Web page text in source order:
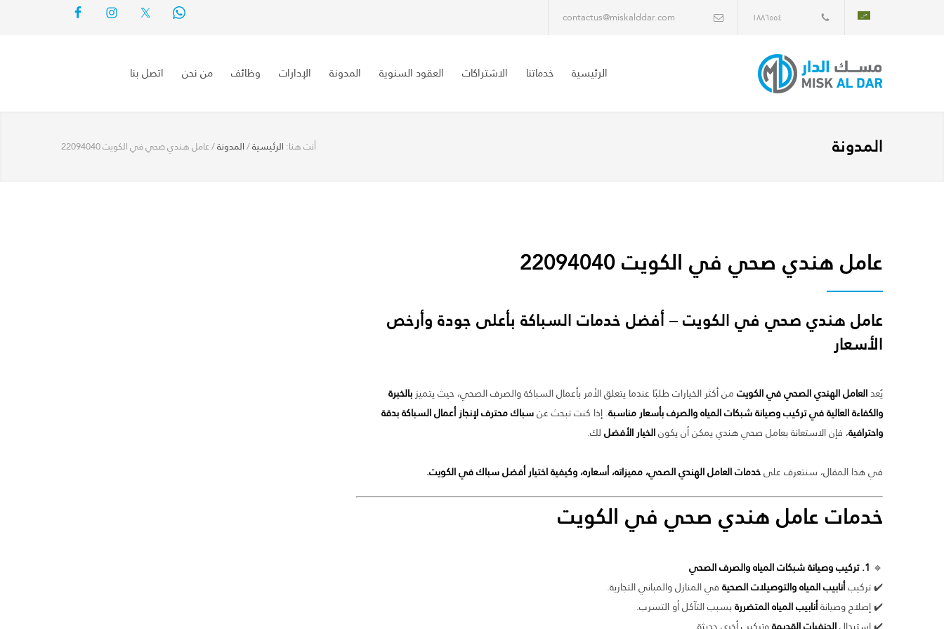
١٨٨٦٥٥٤ contactus@miskalddar.com
الرئيسية خدماتنا الاشتراكات العقود السنوية المدونة الإدارات وظائف من نحن اتصل بنا
المدونة أنت هنا: الرئيسية/المدونة/عامل هندي صحي في الكويت 22094040
عامل هندي صحي في الكويت 22094040
عامل هندي صحي في الكويت– أفضل خدمات السباكة بأعلى جودة وأرخص
الأسعار
يُعدالعامل الهندي الصحي في الكويتمن أكثر الخيارات طلبًا عندما يتعلق الأمر بأعمال السباكة والصرف الصحي، حيث يتميزبالخبرة
والكفاءة العالية في تركيب وصيانة شبكات المياه والصرف بأسعار مناسبة. إذا كنت تبحث عنسباك محترف لإنجاز أعمال السباكة بدقة
واحترافية، فإن الاستعانة بعامل صحي هندي يمكن أن يكونالخيار الأفضللك.
في هذا المقال، سنتعرف علىخدمات العامل الهندي الصحي، مميزاته، أسعاره، وكيفية اختيار أفضل سباك في الكويت.
خدماتعامل هندي صحي في الكويت
🔹 1. تركيب وصيانة شبكات المياه والصرف الصحي
✔️ تركيبأنابيب المياه والتوصيلات الصحيةفي المنازل والمباني التجارية.
✔️ إصلاح وصيانةأنابيب المياه المتضررةبسبب التآكل أو التسرب.